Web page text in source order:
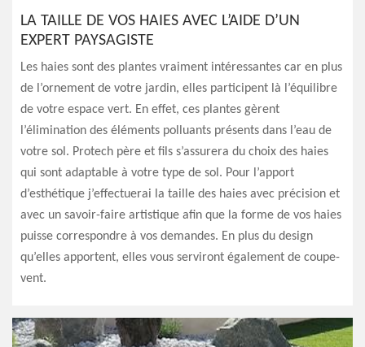
LA TAILLE DE VOS HAIES AVEC L’AIDE D’UN
EXPERT PAYSAGISTE
Les haies sont des plantes vraiment intéressantes car en plus
de l’ornement de votre jardin, elles participent là l’équilibre
de votre espace vert. En effet, ces plantes gèrent
l’élimination des éléments polluants présents dans l’eau de
votre sol. Protech père et fils s’assurera du choix des haies
qui sont adaptable à votre type de sol. Pour l’apport
d’esthétique j’effectuerai la taille des haies avec précision et
avec un savoir-faire artistique afin que la forme de vos haies
puisse correspondre à vos demandes. En plus du design
qu’elles apportent, elles vous serviront également de coupe-
vent.